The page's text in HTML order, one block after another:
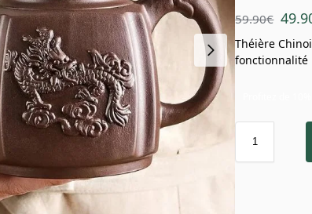
59.90€
Théière
fonctionnalité